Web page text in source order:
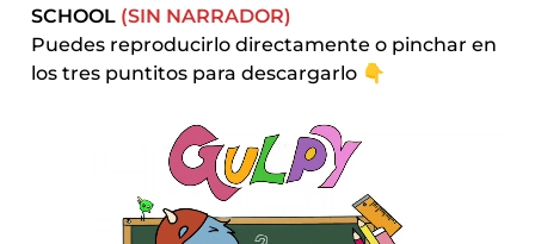
SCHOOL (SIN NARRADOR)
Puedes reproducirlo directamente o pinchar en
los tres puntitos para descargarlo 👇